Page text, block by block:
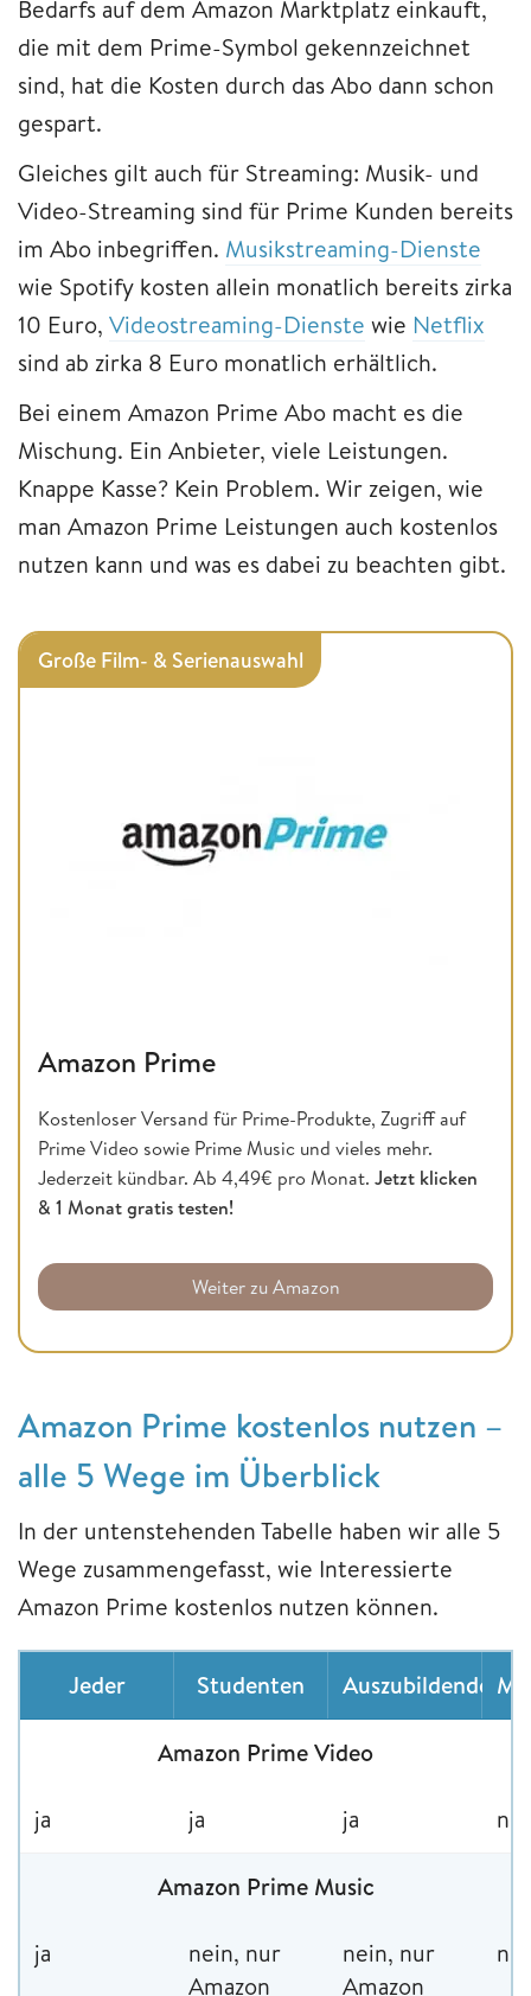
Bedarfs auf dem Amazon Marktplatz einkauft,
die mit dem Prime-Symbol gekennzeichnet
sind, hat die Kosten durch das Abo dann schon
gespart.
Gleiches gilt auch für Streaming: Musik- und
Video-Streaming sind für Prime Kunden bereits
im Abo inbegriffen. Musikstreaming-Dienste
wie Spotify kosten allein monatlich bereits zirka
10 Euro, Videostreaming-Dienste wie Netflix
sind ab zirka 8 Euro monatlich erhältlich.
Bei einem Amazon Prime Abo macht es die
Mischung. Ein Anbieter, viele Leistungen.
Knappe Kasse? Kein Problem. Wir zeigen, wie
man Amazon Prime Leistungen auch kostenlos
nutzen kann und was es dabei zu beachten gibt.
Große Film- & Serienauswahl
Amazon Prime
Kostenloser Versand für Prime-Produkte, Zugriff auf
Prime Video sowie Prime Music und vieles mehr.
Jederzeit kündbar. Ab 4,49€ pro Monat. Jetzt klicken
& 1 Monat gratis testen!
Weiter zu Amazon
Amazon Prime kostenlos nutzen –
alle 5 Wege im Überblick
In der untenstehenden Tabelle haben wir alle 5
Wege zusammengefasst, wie Interessierte
Amazon Prime kostenlos nutzen können.
Jeder Studenten Auszubildende
Amazon Prime Video
ja ja ja
Amazon Prime Music
ja
nein, nur
Amazon
nein, nur
Amazon